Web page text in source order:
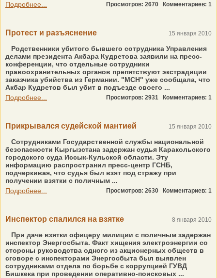
Подробнее...
Просмотров: 2670 Комментариев: 1
Протест и разъяснение 15 января 2010
Родственники убитого бывшего сотрудника Управления
делами президента Акбара Кудретова заявили на пресс-
конференции, что отдельные сотрудники
правоохранительных органов препятствуют экстрадиции
заказчика убийства из Германии. "МСН" уже сообщала, что
Акбар Кудретов был убит в подъезде своего ...
Подробнее...
Просмотров: 2931 Комментариев: 1
Прикрывался судейской мантией 15 января 2010
Сотрудниками Государственной службы национальной
безопасности Кыргызстана задержан судья Каракольского
городского суда Иссык-Кульской области. Эту
информацию распространил пресс-центр ГСНБ,
подчеркивая, что судья был взят под стражу при
получении взятки с поличным ...
Подробнее...
Просмотров: 2630 Комментариев: 1
Инспектор спалился на взятке 8 января 2010
При даче взятки офицеру милиции с поличным задержан
инспектор Энергосбыта. Факт хищения электроэнергии со
стороны руководства одного из акционерных обществ в
сговоре с инспекторами Энергосбыта был выявлен
сотрудниками отдела по борьбе с коррупцией ГУВД
Бишкека при проведении оперативно-поисковых ...